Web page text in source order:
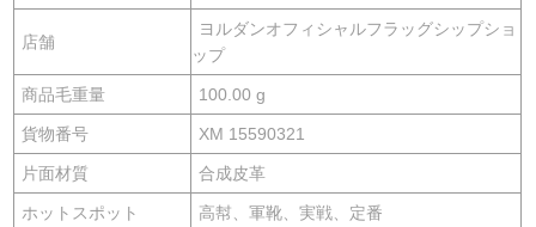
店舗
ヨルダンオフィシャルフラッグシップショ
ップ
商品毛重量 100.00 g
貨物番号 XM 15590321
片面材質 合成皮革
ホットスポット 高幇、軍靴、実戦、定番